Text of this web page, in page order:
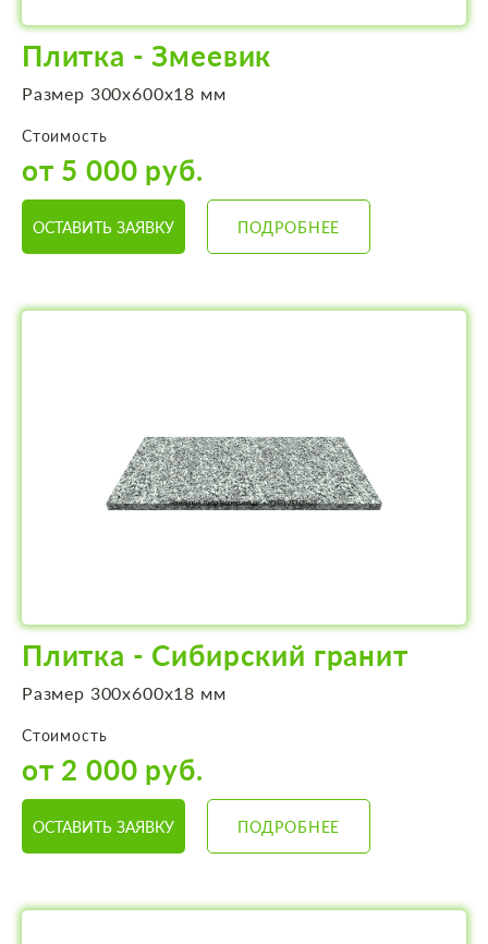
Плитка - Змеевик
Размер 300х600х18 мм
Стоимость
от 5 000 руб.
ОСТАВИТЬ ЗАЯВКУ ПОДРОБНЕЕ
Плитка - Сибирский гранит
Размер 300х600х18 мм
Стоимость
от 2 000 руб.
ОСТАВИТЬ ЗАЯВКУ ПОДРОБНЕЕ